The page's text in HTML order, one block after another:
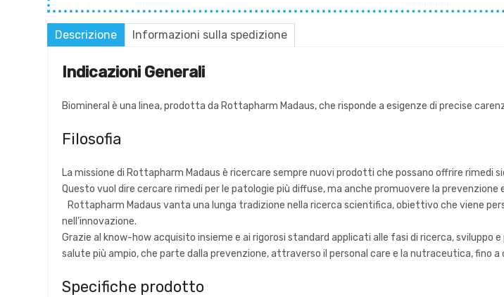
Descrizione Informazioni sulla spedizione
Indicazioni Generali
Biomineral è una linea, prodotta da Rottapharm Madaus, che risponde a esigenze di precise
Filosofia
La missione di Rottapharm Madaus è ricercare sempre nuovi prodotti che possano offrire rimedi
Questo vuol dire cercare rimedi per le patologie più diffuse, ma anche promuovere la
Rottapharm Madaus vanta una lunga tradizione nella ricerca scientifica, obiettivo che viene
nell’innovazione.
Grazie al know-how acquisito insieme e ai rigorosi standard applicati alle fasi di ricerca,
salute più ampio, che parte dalla prevenzione, attraverso il personal care e la nutraceutica, fino
Specifiche prodotto